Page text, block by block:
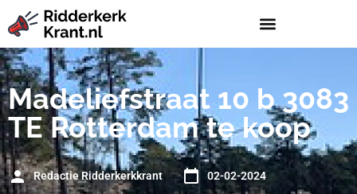
Madeliefstraat 10 b 3083
TE Rotterdam te koop
Redactie Ridderkerkkrant 02-02-2024